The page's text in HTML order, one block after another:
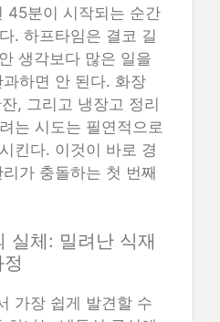
45분이 시작되는 순간
. 하프타임은 결코 길
생각보다 많은 일을
하면 안 된다. 화장
, 그리고 냉장고 정리
는 시도는 필연적으로
킨다. 이것이 바로 경
가 충돌하는 첫 번째
실체: 밀려난 식재
가장 쉽게 발견할 수